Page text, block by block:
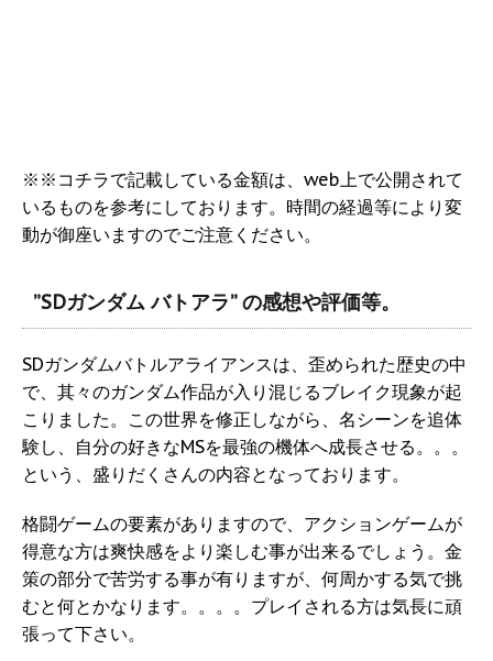
※※コチラで記載している金額は、web上で公開されて
いるものを参考にしております。時間の経過等により変
動が御座いますのでご注意ください。
”SDガンダム バトアラ” の感想や評価等。
SDガンダムバトルアライアンスは、歪められた歴史の中
で、其々のガンダム作品が入り混じるブレイク現象が起
こりました。この世界を修正しながら、名シーンを追体
験し、自分の好きなMSを最強の機体へ成長させる。。。
という、盛りだくさんの内容となっております。
格闘ゲームの要素がありますので、アクションゲームが
得意な方は爽快感をより楽しむ事が出来るでしょう。金
策の部分で苦労する事が有りますが、何周かする気で挑
むと何とかなります。。。。プレイされる方は気長に頑
張って下さい。